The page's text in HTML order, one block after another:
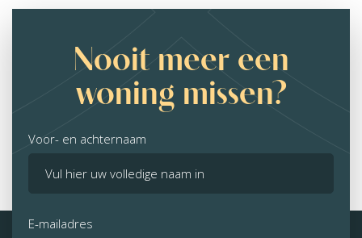
Nooit meer een
woning missen?
Voor- en achternaam
E-mailadres